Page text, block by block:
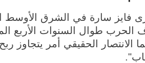
فايز سارة في الشرق الأوسط
طوال السنوات الأربع
الانتصار الحقيقي أمر